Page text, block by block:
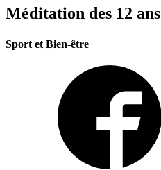
Méditation des 12 ans
Sport et Bien-être